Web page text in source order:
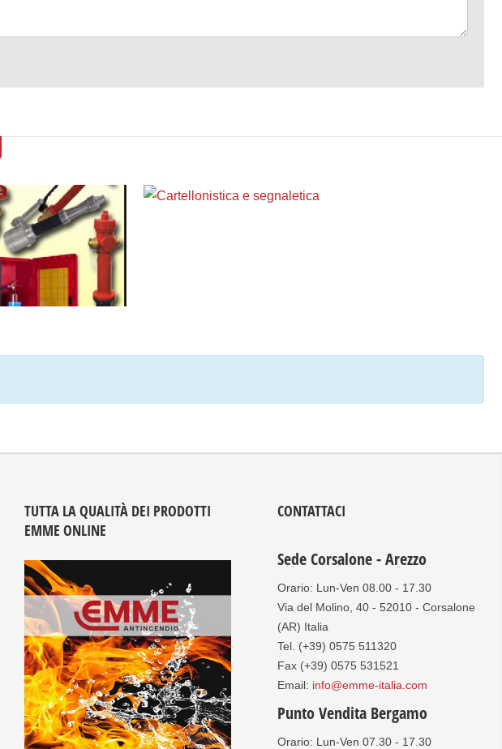
MANICHETTE,
TUTTA LA QUALITÀ DEI PRODOTTI
EMME ONLINE
CONTATTACI
Sede Corsalone - Arezzo
Orario: Lun-Ven 08.00 - 17.30
Via del Molino, 40 - 52010 - Corsalone
(AR) Italia
Tel. (+39) 0575 511320
Fax (+39) 0575 531521
Email: info@emme-italia.com
Punto Vendita Bergamo
Orario: Lun-Ven 07.30 - 17.30